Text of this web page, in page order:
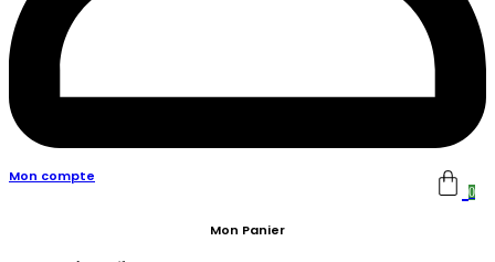
Mon compte
0
Mon Panier